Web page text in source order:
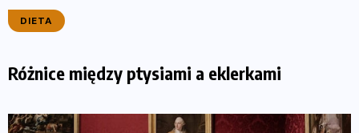
DIETA
Różnice między ptysiami a eklerkami